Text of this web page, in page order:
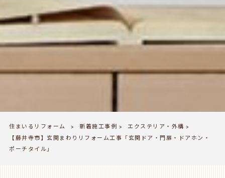
住まいるリフォーム > 新着施工事例 > エクステリア・外構 >
【藤井寺市】玄関まわりリフォーム工事「玄関ドア・門扉・ドアホン・
ポーチタイル」